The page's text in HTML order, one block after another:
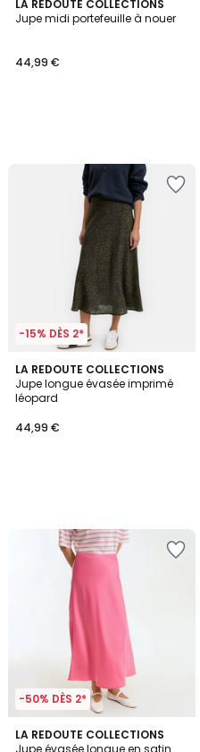
LA REDOUTE COLLECTIONS
Jupe midi portefeuille à nouer
44,99 €
-15% DÈS 2*
LA REDOUTE COLLECTIONS
Jupe longue évasée imprimé
léopard
44,99 €
-50% DÈS 2*
LA REDOUTE COLLECTIONS
Jupe évasée longue en satin
4,3
/ 5
3